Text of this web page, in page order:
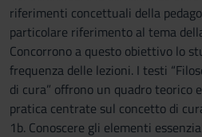
riferimenti concettuali della
particolare riferimento al tema
Concorrono a questo obiettivo lo
frequenza delle lezioni. I testi
di cura” offrono un quadro teorico
pratica centrate sul concetto di
1b. Conoscere gli elementi